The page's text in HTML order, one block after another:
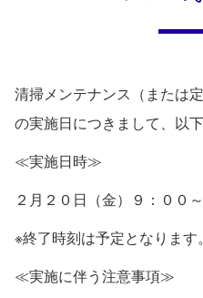
清掃メンテナンス（または
の実施日につきまして、以
≪実施日時≫
２月２０日（金）９：００
※終了時刻は予定となります。
≪実施に伴う注意事項≫